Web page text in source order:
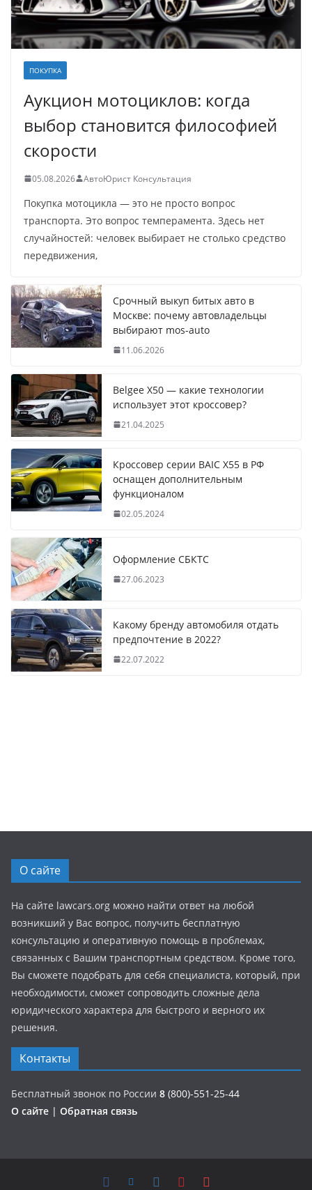
ПОКУПКА
Аукцион мотоциклов: когда
выбор становится философией
скорости
05.08.2026 АвтоЮрист Консультация
Покупка мотоцикла — это не просто вопрос
транспорта. Это вопрос темперамента. Здесь нет
случайностей: человек выбирает не столько средство
передвижения,
Срочный выкуп битых авто в
Москве: почему автовладельцы
выбирают mos-auto
11.06.2026
Belgee X50 — какие технологии
использует этот кроссовер?
21.04.2025
Кроссовер серии BAIC X55 в РФ
оснащен дополнительным
функционалом
02.05.2024
Оформление СБКТС
27.06.2023
Какому бренду автомобиля отдать
предпочтение в 2022?
22.07.2022
О сайте
На сайте lawcars.org можно найти ответ на любой
возникший у Вас вопрос, получить бесплатную
консультацию и оперативную помощь в проблемах,
связанных с Вашим транспортным средством. Кроме того,
Вы сможете подобрать для себя специалиста, который, при
необходимости, сможет сопроводить сложные дела
юридического характера для быстрого и верного их
решения.
Контакты
Бесплатный звонок по России 8 (800)-551-25-44
О сайте | Обратная связь